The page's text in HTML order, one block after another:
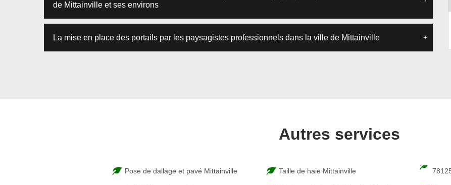
de Mittainville et ses environs
La mise en place des portails par les paysagistes professionnels dans la ville de Mittainville
Autres services
Pose de dallage et pavé Mittainville Taille de haie Mittainville